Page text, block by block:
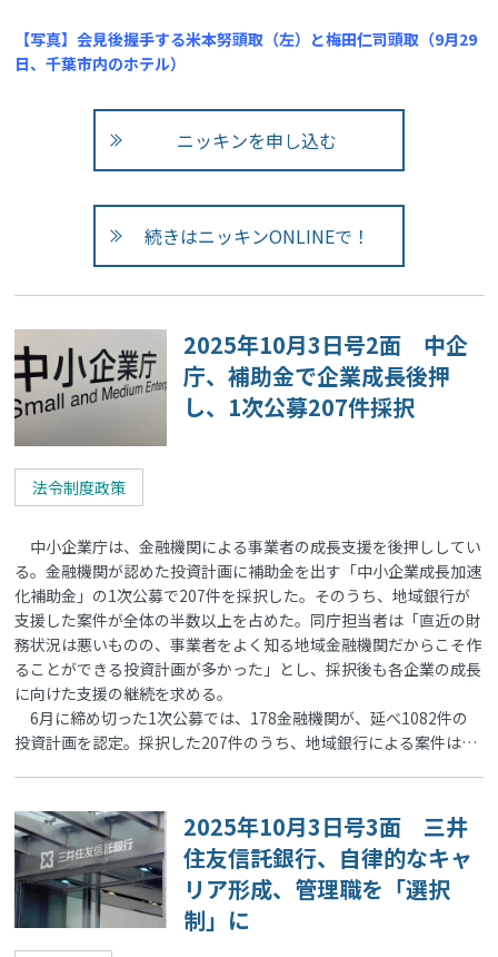
【写真】会見後握手する米本努頭取（左）と梅田仁司頭取（9月29
日、千葉市内のホテル）
ニッキンを申し込む
続きはニッキンONLINEで！
2025年10月3日号2面 中企
庁、補助金で企業成長後押
し、1次公募207件採択
法令制度政策
中小企業庁は、金融機関による事業者の成長支援を後押ししてい
る。金融機関が認めた投資計画に補助金を出す「中小企業成長加速
化補助金」の1次公募で207件を採択した。そのうち、地域銀行が
支援した案件が全体の半数以上を占めた。同庁担当者は「直近の財
務状況は悪いものの、事業者をよく知る地域金融機関だからこそ作
ることができる投資計画が多かった」とし、採択後も各企業の成長
に向けた支援の継続を求める。
6月に締め切った1次公募では、178金融機関が、延べ1082件の
投資計画を認定。採択した207件のうち、地域銀行による案件は…
2025年10月3日号3面 三井
住友信託銀行、自律的なキャ
リア形成、管理職を「選択
制」に